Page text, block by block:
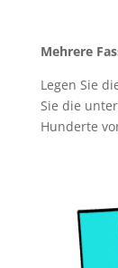
Mehrere
Legen Sie
Sie die
Hunderte